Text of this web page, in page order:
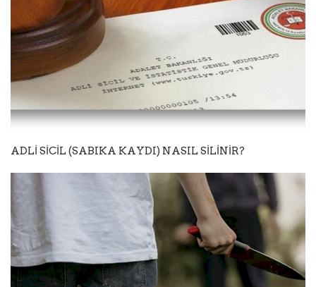
ADLİ SİCİL (SABIKA KAYDI) NASIL SİLİNİR?